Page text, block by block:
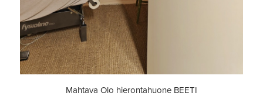
Mahtava Olo hierontahuone BEETI